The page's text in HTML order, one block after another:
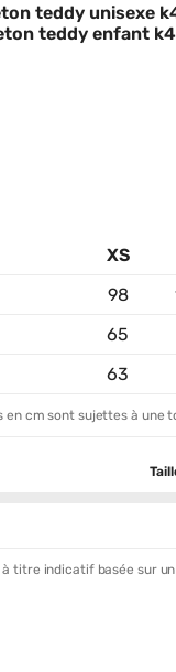
teddy unisexe
teddy enfant
XS
98
65
63
en cm sont sujettes à une
titre indicatif basée sur